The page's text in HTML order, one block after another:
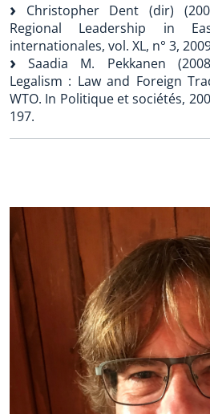
Christopher Dent (dir)
Regional Leadership in
internationales, vol. XL, n° 3,
Saadia M. Pekkanen
Legalism : Law and Foreign
WTO. In Politique et sociétés,
197.